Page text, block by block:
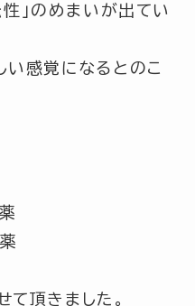
性」 のめまいが出てい
い感覚になるとのこ
頂きました。